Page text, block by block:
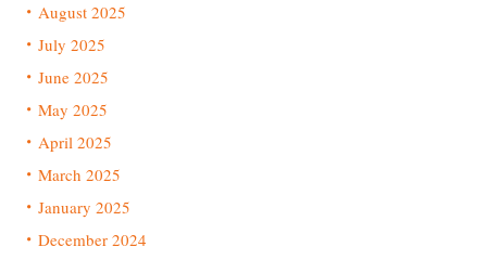
August 2025
July 2025
June 2025
May 2025
April 2025
March 2025
January 2025
December 2024